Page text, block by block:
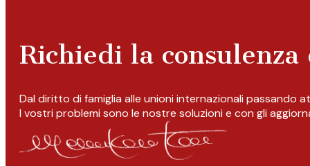
Richiedi la
Dal diritto di famiglia alle unioni internazionali passando
I vostri problemi sono le nostre soluzioni e con gli